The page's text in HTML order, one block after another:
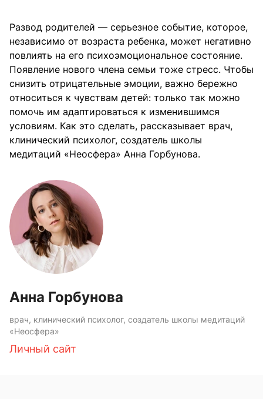
Развод родителей — серьезное событие, которое,
независимо от возраста ребенка, может негативно
повлиять на его психоэмоциональное состояние.
Появление нового члена семьи тоже стресс. Чтобы
снизить отрицательные эмоции, важно бережно
относиться к чувствам детей: только так можно
помочь им адаптироваться к изменившимся
условиям. Как это сделать, рассказывает врач,
клинический психолог, создатель школы
медитаций «Неосфера» Анна Горбунова.
Анна Горбунова
врач, клинический психолог, создатель школы медитаций
«Неосфера»
Личный сайт